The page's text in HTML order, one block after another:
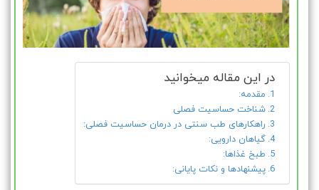
در این مقاله میخوانید
مقدمه:
شناخت حساسیت فصلی
راهکارهای طب سنتی در درمان حساسیت فصلی:
گیاهان دارویی:
طبخ غذاها:
پیشنهادها و نکات پایانی: